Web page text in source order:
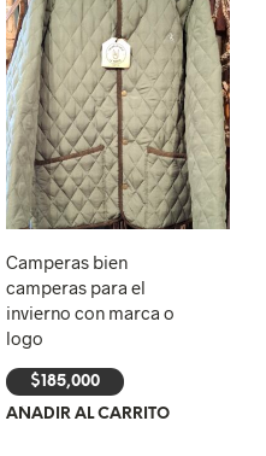
Camperas bien
camperas para el
invierno con marca o
logo
$ 185,000
AÑADIR AL CARRITO